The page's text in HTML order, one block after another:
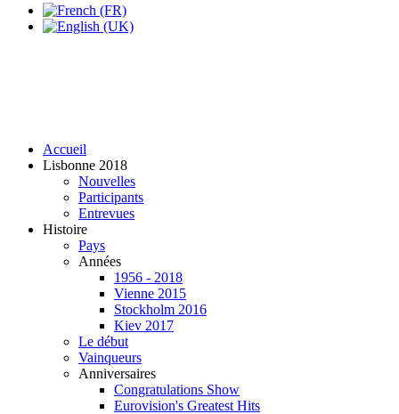
Accueil
Lisbonne 2018
Nouvelles
Participants
Entrevues
Histoire
Pays
Années
1956 - 2018
Vienne 2015
Stockholm 2016
Kiev 2017
Le début
Vainqueurs
Anniversaires
Congratulations Show
Eurovision's Greatest Hits